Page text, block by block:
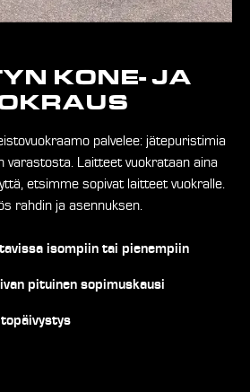
KONE- JA
palvelee: jätepuristimia
varastosta. Laitteet vuokrataan aina
etsimme sopivat laitteet vuokralle.
rahdin ja asennuksen.
isompiin tai pienempiin
pituinen sopimuskausi